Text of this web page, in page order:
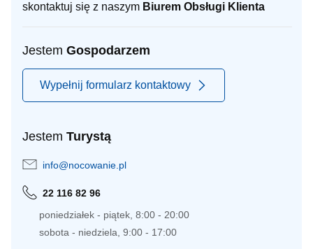
skontaktuj się z naszym Biurem Obsługi Klienta
Jestem Gospodarzem
Wypełnij formularz kontaktowy
Jestem Turystą
info@nocowanie.pl
22 116 82 96
poniedziałek - piątek, 8:00 - 20:00
sobota - niedziela, 9:00 - 17:00